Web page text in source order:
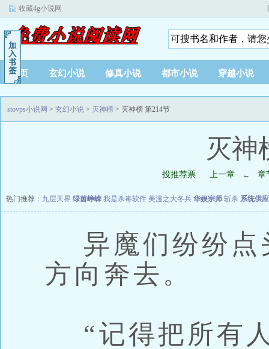
收藏4g小说网
首页 玄幻小说 修真小说 都市小说 穿越小说
stovps小说网 > 玄幻小说 > 灭神榜 > 灭神榜 第214节
灭神
投推荐票 上一章 ← 章
热门推荐： 九层天界 绿茵峥嵘 我是杀毒软件 美漫之大冬兵 华娱宗师 斩杀 系统供
异魔们纷纷点
方向奔去。
“记得把所有